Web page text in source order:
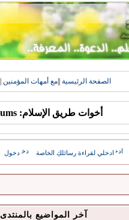
الصفحة الرئيسية مع أمهات المؤمنين
أخوات طريق الإسلام: Forums
ادخلي لقراءة رسائلكِ الخاصة دخول
آخر المواضيع بالمنتدى